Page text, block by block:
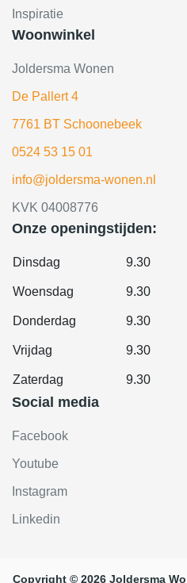
Inspiratie
Woonwinkel
Joldersma Wonen
De Pallert 4
7761 BT Schoonebeek
0524 53 15 01
info@joldersma-wonen.nl
KVK 04008776
Onze openingstijden:
Dinsdag 9.30
Woensdag 9.30
Donderdag 9.30
Vrijdag 9.30
Zaterdag 9.30
Social media
Facebook
Youtube
Instagram
Linkedin
Copyright © 2026 Joldersma